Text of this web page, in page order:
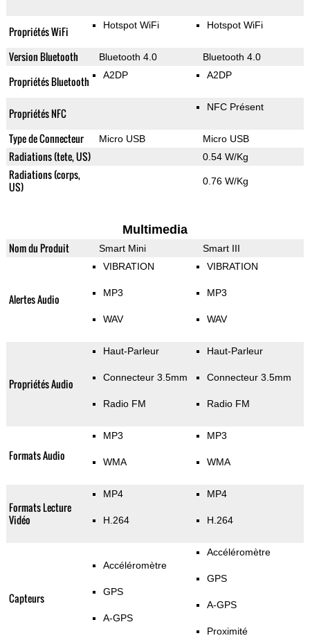
Propriétés WiFi Hotspot WiFi Hotspot WiFi
Version Bluetooth Bluetooth 4.0 Bluetooth 4.0
Propriétés Bluetooth A2DP A2DP
Propriétés NFC NFC Présent
Type de Connecteur Micro USB Micro USB
Radiations (tete, US) 0.54 W/Kg
Radiations (corps,
US)
0.76 W/Kg
Multimedia
Nom du Produit Smart Mini Smart III
Alertes Audio
VIBRATION
MP3
WAV
VIBRATION
MP3
WAV
Propriétés Audio
Haut-Parleur
Connecteur 3.5mm
Radio FM
Haut-Parleur
Connecteur 3.5mm
Radio FM
Formats Audio
MP3
WMA
MP3
WMA
Formats Lecture
Vidéo
MP4
H.264
MP4
H.264
Capteurs
Accéléromètre
GPS
A-GPS
Accéléromètre
GPS
A-GPS
Proximité